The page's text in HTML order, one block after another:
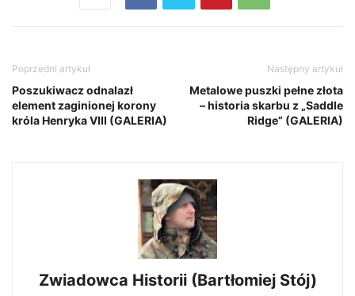
Poprzedni artykuł
Poszukiwacz odnalazł
element zaginionej korony
króla Henryka VIII (GALERIA)
Następny artykuł
Metalowe puszki pełne złota
– historia skarbu z „Saddle
Ridge” (GALERIA)
Zwiadowca Historii (Bartłomiej Stój)